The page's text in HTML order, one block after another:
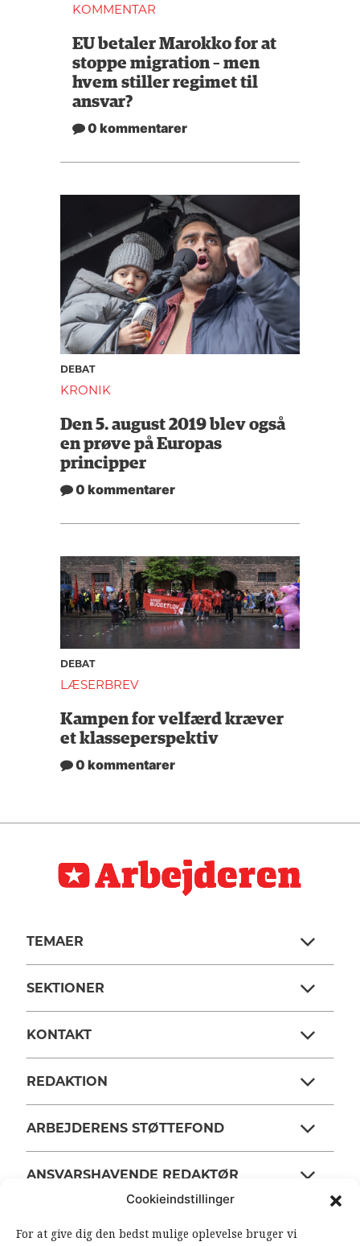
Cookieindstillinger
For at give dig den bedst mulige oplevelse bruger vi
KOMMENTAR
EU betaler Marokko for at
stoppe migration – men
hvem stiller regimet til
ansvar?
0 kommentarer
DEBAT
KRONIK
Den 5. august 2019 blev også
en prøve på Europas
principper
0 kommentarer
DEBAT
LÆSERBREV
Kampen for velfærd kræver
et klasseperspektiv
0 kommentarer
TEMAER
SEKTIONER
KONTAKT
REDAKTION
ARBEJDERENS STØTTEFOND
ANSVARSHAVENDE REDAKTØR
OM ARBEJDEREN